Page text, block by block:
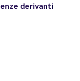
derivanti